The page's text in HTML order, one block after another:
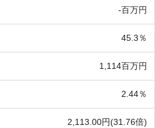
-百万円
45.3％
1,114百万円
2.44％
2,113.00円(31.76倍)